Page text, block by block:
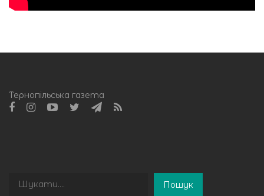
Тернопільська газета
Пошук
Пошук